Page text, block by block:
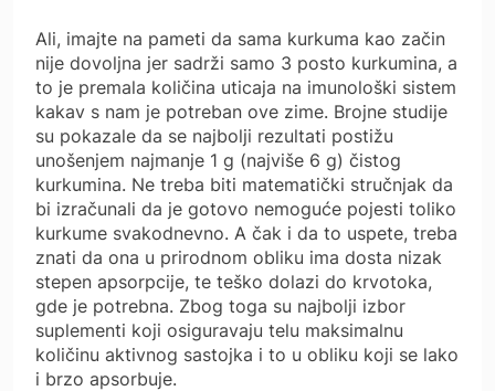
Ali, imajte na pameti da sama kurkuma kao začin
nije dovoljna jer sadrži samo 3 posto kurkumina, a
to je premala količina uticaja na imunološki sistem
kakav s nam je potreban ove zime. Brojne studije
su pokazale da se najbolji rezultati postižu
unošenjem najmanje 1 g (najviše 6 g) čistog
kurkumina. Ne treba biti matematički stručnjak da
bi izračunali da je gotovo nemoguće pojesti toliko
kurkume svakodnevno. A čak i da to uspete, treba
znati da ona u prirodnom obliku ima dosta nizak
stepen apsorpcije, te teško dolazi do krvotoka,
gde je potrebna. Zbog toga su najbolji izbor
suplementi koji osiguravaju telu maksimalnu
količinu aktivnog sastojka i to u obliku koji se lako
i brzo apsorbuje.